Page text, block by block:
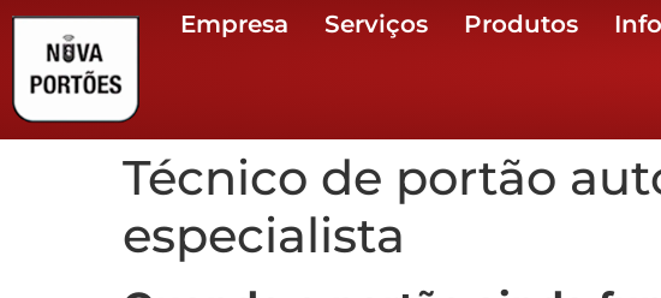
Empresa Serviços Produtos
Técnico de portão
especialista